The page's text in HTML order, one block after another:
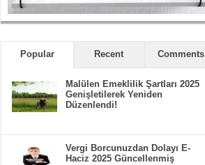
Popular Recent Comments
Malülen Emeklilik Şartları 2025
Genişletilerek Yeniden
Düzenlendi!
Vergi Borcunuzdan Dolayı E-
Haciz 2025 Güncellenmiş